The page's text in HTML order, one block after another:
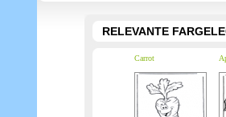
RELEVANTE
Carrot